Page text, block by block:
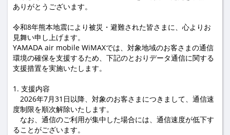
ありがとうございます。
令和8年熊本地震により被災・避難された皆さまに、心よりお
見舞い申し上げます。
YAMADA air mobile WiMAXでは、対象地域のお客さまの通信
環境の確保を支援するため、下記のとおりデータ通信に関する
支援措置を実施いたします。
1. 支援内容
2026年7月31日以降、対象のお客さまにつきまして、通信速
度制限を順次解除いたします。
なお、通信のご利用が集中した場合には、通信速度が低下す
ることがございます。